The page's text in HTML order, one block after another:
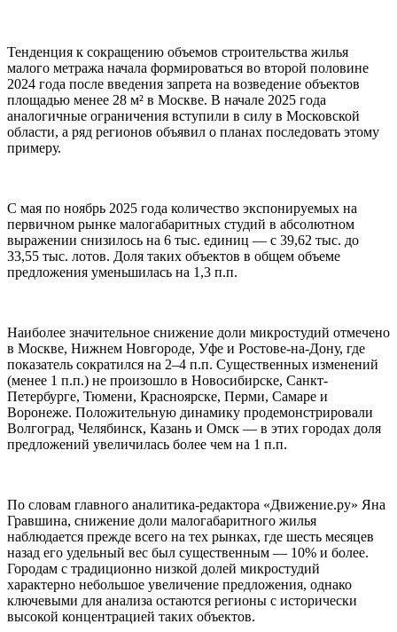
Тенденция к сокращению объемов строительства жилья
малого метража начала формироваться во второй половине
2024 года после введения запрета на возведение объектов
площадью менее 28 м² в Москве. В начале 2025 года
аналогичные ограничения вступили в силу в Московской
области, а ряд регионов объявил о планах последовать этому
примеру.
С мая по ноябрь 2025 года количество экспонируемых на
первичном рынке малогабаритных студий в абсолютном
выражении снизилось на 6 тыс. единиц — с 39,62 тыс. до
33,55 тыс. лотов. Доля таких объектов в общем объеме
предложения уменьшилась на 1,3 п.п.
Наиболее значительное снижение доли микростудий отмечено
в Москве, Нижнем Новгороде, Уфе и Ростове-на-Дону, где
показатель сократился на 2–4 п.п. Существенных изменений
(менее 1 п.п.) не произошло в Новосибирске, Санкт-
Петербурге, Тюмени, Красноярске, Перми, Самаре и
Воронеже. Положительную динамику продемонстрировали
Волгоград, Челябинск, Казань и Омск — в этих городах доля
предложений увеличилась более чем на 1 п.п.
По словам главного аналитика-редактора «Движение.ру» Яна
Гравшина, снижение доли малогабаритного жилья
наблюдается прежде всего на тех рынках, где шесть месяцев
назад его удельный вес был существенным — 10% и более.
Городам с традиционно низкой долей микростудий
характерно небольшое увеличение предложения, однако
ключевыми для анализа остаются регионы с исторически
высокой концентрацией таких объектов.